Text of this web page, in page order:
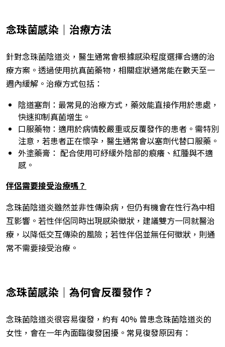
念珠菌感染｜治療方法
針對念珠菌陰道炎，醫生通常會根據感染程度選擇合適的治
療方案。透過使用抗真菌藥物，相關症狀通常能在數天至一
週內緩解。治療方式包括：
陰道塞劑：最常見的治療方式，藥效能直接作用於患處，
快速抑制真菌增生。
口服藥物：適用於病情較嚴重或反覆發作的患者。需特別
注意，若患者正在懷孕，醫生通常會以塞劑代替口服藥。
外塗藥膏： 配合使用可紓緩外陰部的痕癢、紅腫與不適
感。
伴侶需要接受治療嗎？
念珠菌陰道炎雖然並非性傳染病，但仍有機會在性行為中相
互影響。若性伴侶同時出現感染徵狀，建議雙方一同就醫治
療，以降低交互傳染的風險；若性伴侶並無任何徵狀，則通
常不需要接受治療。
念珠菌感染｜為何會反覆發作？
念珠菌陰道炎很容易復發，約有 40% 曾患念珠菌陰道炎的
女性，會在一年內面臨復發困擾。常見復發原因有：